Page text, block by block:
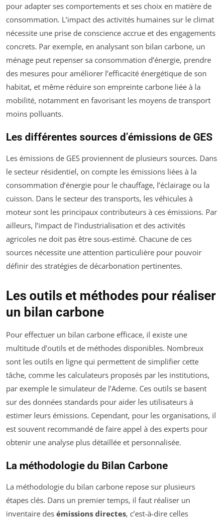
pour adapter ses comportements et ses choix en matière de
consommation. L’impact des activités humaines sur le climat
nécessite une prise de conscience accrue et des engagements
concrets. Par exemple, en analysant son bilan carbone, un
ménage peut repenser sa consommation d’énergie, prendre
des mesures pour améliorer l’efficacité énergétique de son
habitat, et même réduire son empreinte carbone liée à la
mobilité, notamment en favorisant les moyens de transport
moins polluants.
Les différentes sources d’émissions de GES
Les émissions de GES proviennent de plusieurs sources. Dans
le secteur résidentiel, on compte les émissions liées à la
consommation d’énergie pour le chauffage, l’éclairage ou la
cuisson. Dans le secteur des transports, les véhicules à
moteur sont les principaux contributeurs à ces émissions. Par
ailleurs, l’impact de l’industrialisation et des activités
agricoles ne doit pas être sous-estimé. Chacune de ces
sources nécessite une attention particulière pour pouvoir
définir des stratégies de décarbonation pertinentes.
Les outils et méthodes pour réaliser
un bilan carbone
Pour effectuer un bilan carbone efficace, il existe une
multitude d’outils et de méthodes disponibles. Nombreux
sont les outils en ligne qui permettent de simplifier cette
tâche, comme les calculateurs proposés par les institutions,
par exemple le simulateur de l’Ademe. Ces outils se basent
sur des données standards pour aider les utilisateurs à
estimer leurs émissions. Cependant, pour les organisations, il
est souvent recommandé de faire appel à des experts pour
obtenir une analyse plus détaillée et personnalisée.
La méthodologie du Bilan Carbone
La méthodologie du bilan carbone repose sur plusieurs
étapes clés. Dans un premier temps, il faut réaliser un
inventaire des émissions directes, c’est-à-dire celles